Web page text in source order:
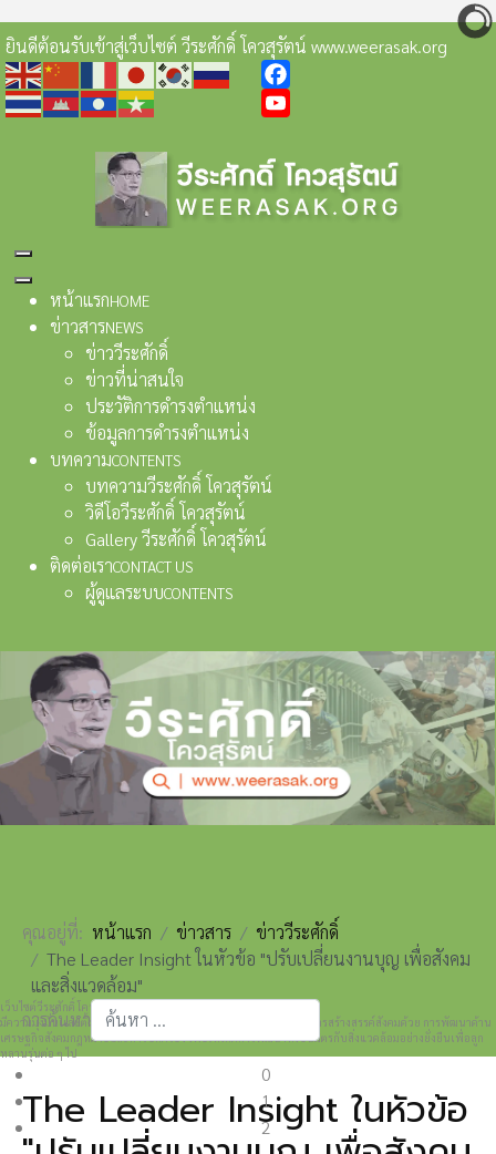
ยินดีต้อนรับเข้าสู่เว็บไซต์ วีระศักดิ์ โควสุรัตน์ www.weerasak.org
Facebook
หน้าแรกHOME
ข่าวสารNEWS
ข่าววีระศักดิ์
ข่าวที่น่าสนใจ
ประวัติการดำรงตำแหน่ง
ข้อมูลการดำรงตำแหน่ง
บทความCONTENTS
บทความวีระศักดิ์ โควสุรัตน์
วิดีโอวีระศักดิ์ โควสุรัตน์
Gallery วีระศักดิ์ โควสุรัตน์
ติดต่อเราCONTACT US
ผู้ดูแลระบบCONTENTS
เว็บไซต์วีระศักดิ์ โควสุรัตน์ www.weerasak.org
มีความมุ่งมั่นเเละตั้งใจในการเผยแพร่เรื่องราวความรู้ความเข้าใจในการสร้างสรรค์สังคมด้วย การพัฒนาด้าน
เศรษฐกิจสังคมกฎหมายและการปกครอง เพื่อให้เกิดการพัฒนาที่เป็นมิตรกับสิ่งแวดล้อมอย่างยั่งยืนเพื่อลูก
หลานรุ่นต่อ ๆ ไป
0
1
2
คุณอยู่ที่: หน้าแรก ข่าวสาร
ข่าววีระศักดิ์
The Leader Insight ในหัวข้อ "ปรับเปลี่ยนงานบุญ เพื่อสังคม
และสิ่งแวดล้อม"
การค้นหา
Type 2 or more characters for results.
The Leader Insight ในหัวข้อ